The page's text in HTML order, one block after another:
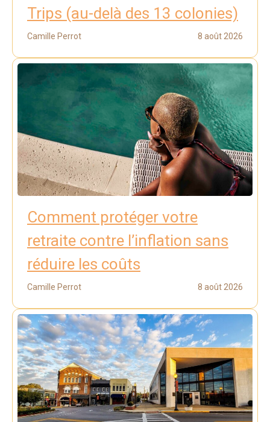
Trips (au-delà des 13 colonies)
Camille Perrot 8 août 2026
Comment protéger votre
retraite contre l’inflation sans
réduire les coûts
Camille Perrot 8 août 2026